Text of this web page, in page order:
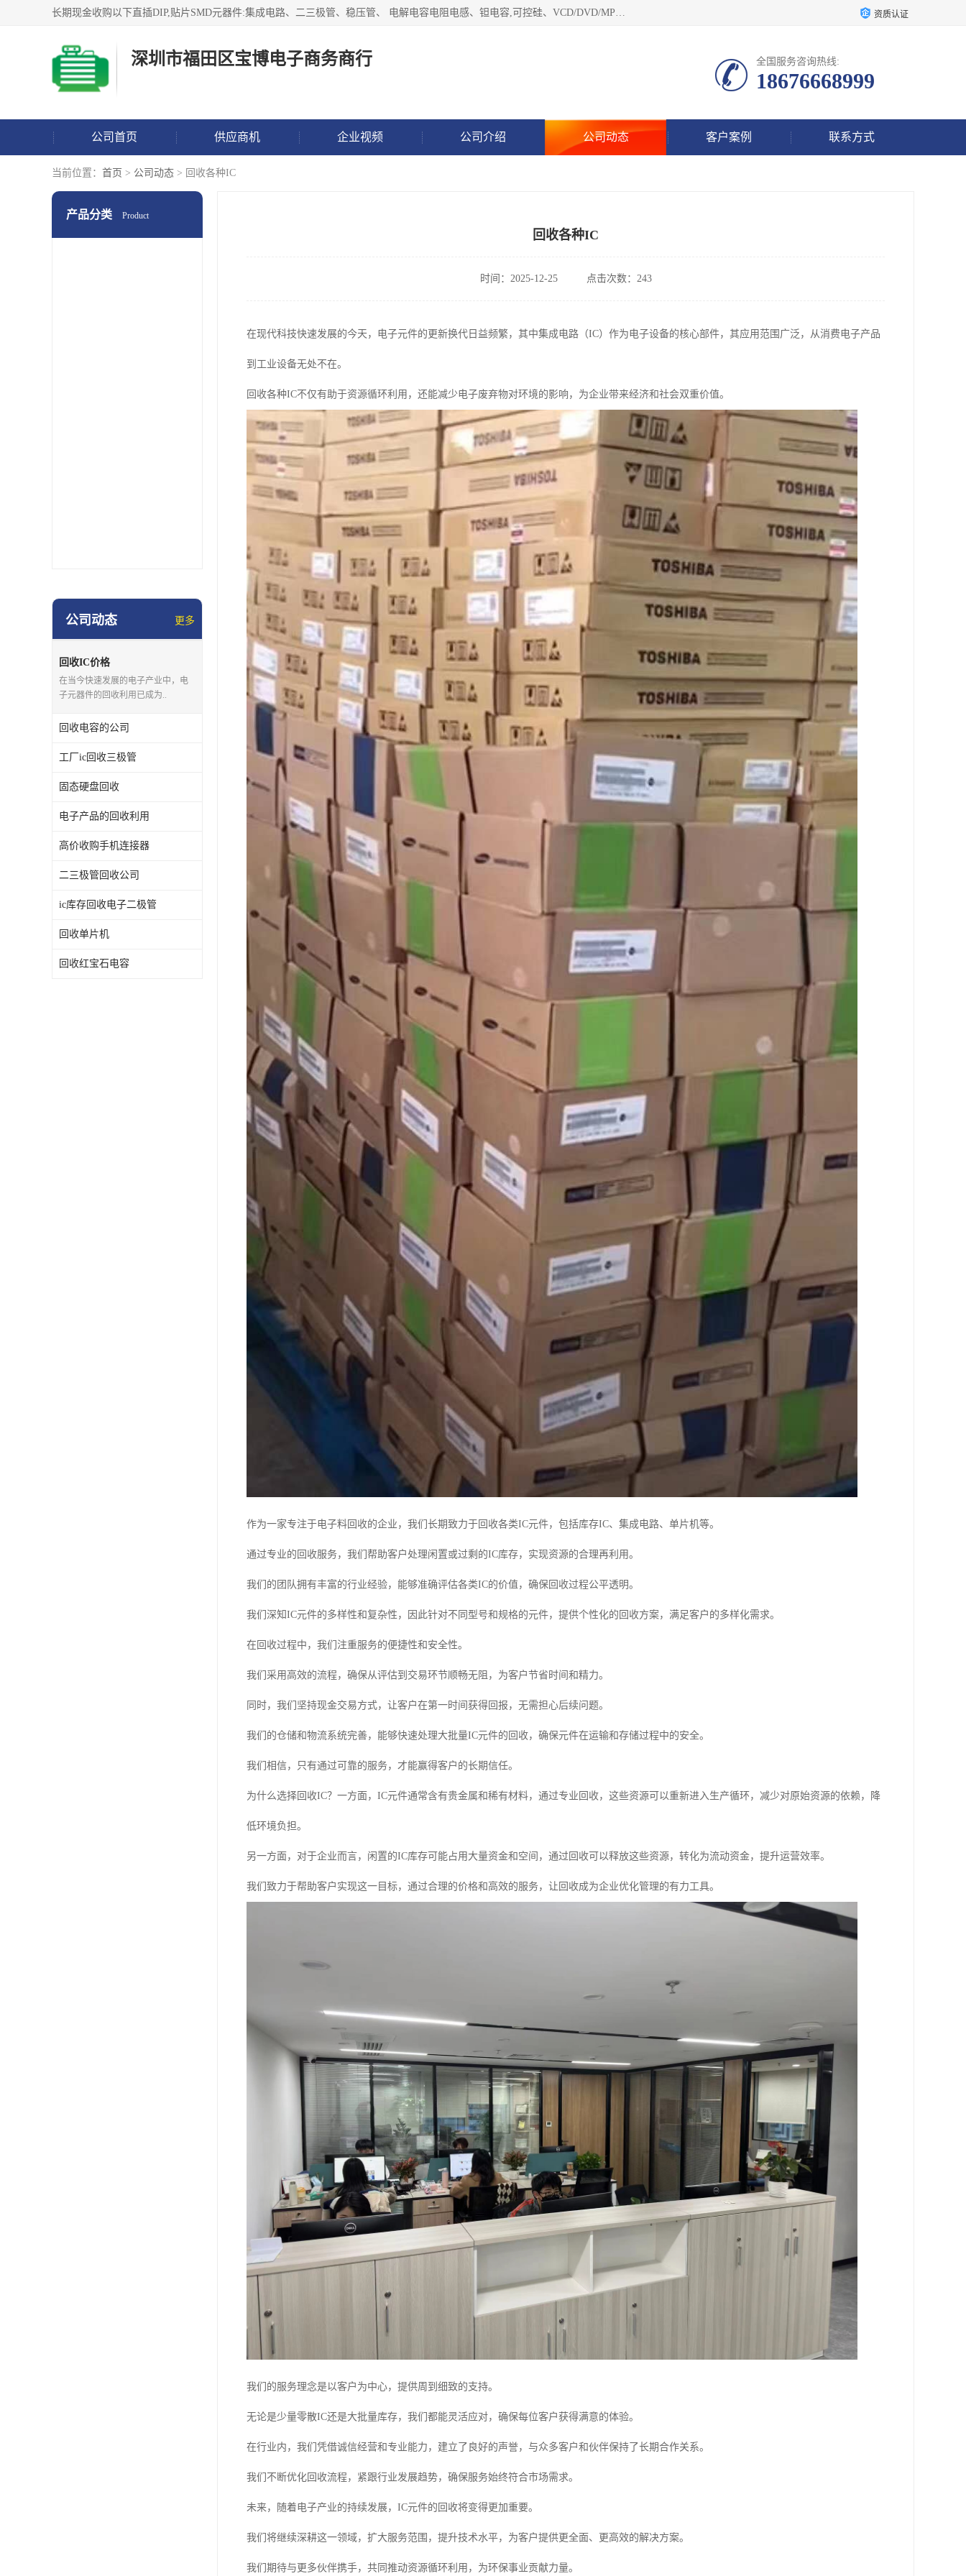
长期现金收购以下直插DIP,贴片SMD元器件:集成电路、二三极管、稳压管、 电解电容电阻电感、钽电容,可控硅、VCD/DVD/MP3激光头、红外发射接收、行管、 BGA芯片,霍尔元件、发光管、晶振,继电器,舌簧管舌簧继电器等各种电子元器件 , 量大量小不限!QQ9 联系电话谢先生 E-mail 资质认证
深圳市福田区宝博电子商务商行 全国服务咨询热线:
18676668999
公司首页 供应商机 企业视频 公司介绍 公司动态 客户案例 联系方式
当前位置： 首页 > 公司动态 > 回收各种IC
产品分类 Product
公司动态 更多
回收IC价格
在当今快速发展的电子产业中，电
子元器件的回收利用已成为..
回收电容的公司
工厂ic回收三极管
固态硬盘回收
电子产品的回收利用
高价收购手机连接器
二三极管回收公司
ic库存回收电子二极管
回收单片机
回收红宝石电容
回收各种IC
时间：2025-12-25 点击次数：243
在现代科技快速发展的今天，电子元件的更新换代日益频繁，其中集成电路（IC）作为电子设备的核心部件，其应用范围广泛，从消费电子产品
到工业设备无处不在。
回收各种IC不仅有助于资源循环利用，还能减少电子废弃物对环境的影响，为企业带来经济和社会双重价值。
作为一家专注于电子料回收的企业，我们长期致力于回收各类IC元件，包括库存IC、集成电路、单片机等。
通过专业的回收服务，我们帮助客户处理闲置或过剩的IC库存，实现资源的合理再利用。
我们的团队拥有丰富的行业经验，能够准确评估各类IC的价值，确保回收过程公平透明。
我们深知IC元件的多样性和复杂性，因此针对不同型号和规格的元件，提供个性化的回收方案，满足客户的多样化需求。
在回收过程中，我们注重服务的便捷性和安全性。
我们采用高效的流程，确保从评估到交易环节顺畅无阻，为客户节省时间和精力。
同时，我们坚持现金交易方式，让客户在第一时间获得回报，无需担心后续问题。
我们的仓储和物流系统完善，能够快速处理大批量IC元件的回收，确保元件在运输和存储过程中的安全。
我们相信，只有通过可靠的服务，才能赢得客户的长期信任。
为什么选择回收IC？一方面，IC元件通常含有贵金属和稀有材料，通过专业回收，这些资源可以重新进入生产循环，减少对原始资源的依赖，降
低环境负担。
另一方面，对于企业而言，闲置的IC库存可能占用大量资金和空间，通过回收可以释放这些资源，转化为流动资金，提升运营效率。
我们致力于帮助客户实现这一目标，通过合理的价格和高效的服务，让回收成为企业优化管理的有力工具。
我们的服务理念是以客户为中心，提供周到细致的支持。
无论是少量零散IC还是大批量库存，我们都能灵活应对，确保每位客户获得满意的体验。
在行业内，我们凭借诚信经营和专业能力，建立了良好的声誉，与众多客户和伙伴保持了长期合作关系。
我们不断优化回收流程，紧跟行业发展趋势，确保服务始终符合市场需求。
未来，随着电子产业的持续发展，IC元件的回收将变得更加重要。
我们将继续深耕这一领域，扩大服务范围，提升技术水平，为客户提供更全面、更高效的解决方案。
我们期待与更多伙伴携手，共同推动资源循环利用，为环保事业贡献力量。